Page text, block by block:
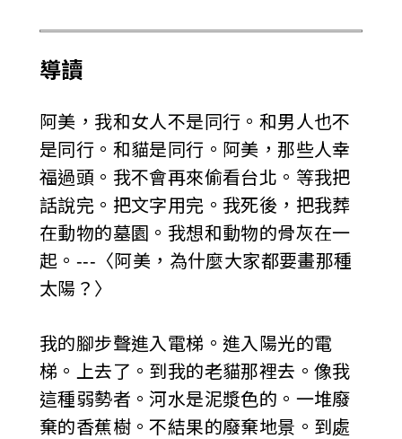
導讀
阿美，我和女人不是同行。和男人也不
是同行。和貓是同行。阿美，那些人幸
福過頭。我不會再來偷看台北。等我把
話說完。把文字用完。我死後，把我葬
在動物的墓園。我想和動物的骨灰在一
起。---〈阿美，為什麼大家都要畫那種
太陽？〉
我的腳步聲進入電梯。進入陽光的電
梯。上去了。到我的老貓那裡去。像我
這種弱勢者。河水是泥漿色的。一堆廢
棄的香蕉樹。不結果的廢棄地景。到處